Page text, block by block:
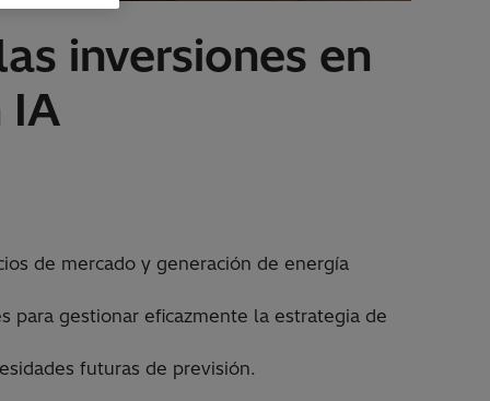
inversiones en
IA
de mercado y generación de energía
para gestionar eficazmente la estrategia de
futuras de previsión.